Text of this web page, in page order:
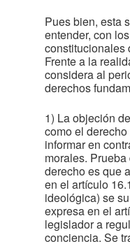
Pues bien, esta
entender, con
constitucionales
Frente a la
considera al
derechos
1) La objeción
como el
informar en
morales.
derecho es que
en el artículo
ideológica) se
expresa en el
legislador a
conciencia. Se